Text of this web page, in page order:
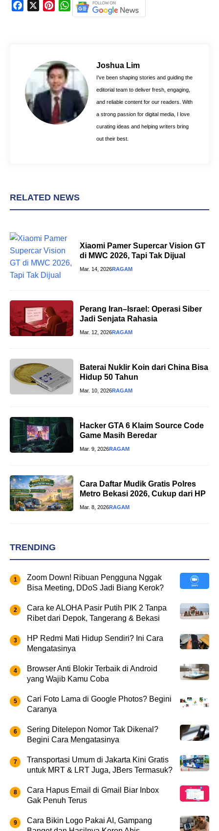
k
r
e
s
t
W
h
A
p
Joshua Lim
I’ve been shaping stories and guiding the
editorial team to deliver fresh, engaging,
and reliable content for our readers. With
a strong passion for digital media, I love
curating ideas and helping writers bring
out their best.
RELATED NEWS
Xiaomi Pamer Supercar Vision GT
di MWC 2026, Tapi Tak Dijual
Mar. 14, 2026RAGAM
Perang Iran–Israel: Operasi Siber
Jadi Senjata Rahasia
Mar. 12, 2026RAGAM
Baterai Nuklir Koin dari China Bisa
Hidup 50 Tahun
Mar. 10, 2026RAGAM
Hacker GTA 6 Klaim Source Code
Game Masih Beredar
Mar. 9, 2026RAGAM
Cara Daftar Mudik Gratis Polres
Metro Bekasi 2026, Cukup dari HP
Mar. 8, 2026RAGAM
TRENDING
Zoom Down! Ribuan Pengguna Nggak
Bisa Meeting, DDoS Jadi Biang Kerok?
Cara ke ALOHA Pasir Putih PIK 2 Tanpa
Ribet dari Depok, Tangerang & Bekasi
HP Redmi Mati Hidup Sendiri? Ini Cara
Mengatasinya
Browser Anti Blokir Terbaik di Android
yang Wajib Kamu Coba
Cari Foto Lama di Google Photos? Begini
Caranya
Sering Ditelepon Nomor Tak Dikenal?
Begini Cara Mengatasinya
Transportasi Umum di Jakarta Kini Gratis
untuk MRT & LRT Juga, JBers Termasuk?
Cara Hapus Email di Gmail Biar Inbox
Gak Penuh Terus
Cara Bikin Logo Pakai AI, Gampang